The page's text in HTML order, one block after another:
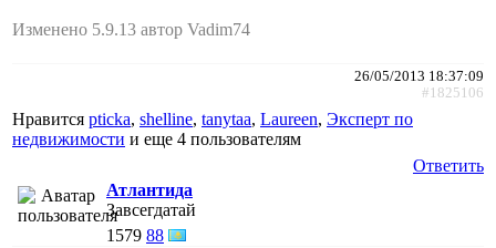
Изменено 5.9.13 автор Vadim74
26/05/2013 18:37:09
#1825106
Нравится pticka, shelline, tanytaa, Laureen, Эксперт по
недвижимости и еще 4 пользователям
Ответить
Атлантида
Завсегдатай
1579 88